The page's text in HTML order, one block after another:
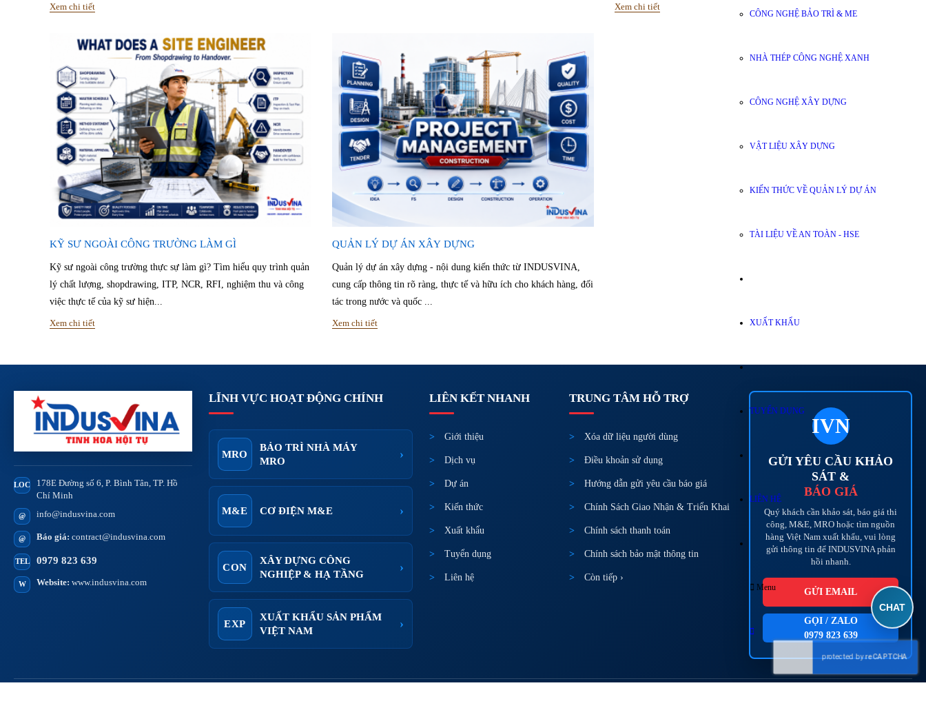
CÔNG NGHỆ BẢO TRÌ & ME
NHÀ THÉP CÔNG NGHỆ XANH
CÔNG NGHỆ XÂY DỰNG
VẬT LIỆU XÂY DỰNG
KIẾN THỨC VỀ QUẢN LÝ DỰ ÁN
TÀI LIỆU VỀ AN TOÀN - HSE
XUẤT KHẨU
TUYỂN DỤNG
LIÊN HỆ
Menu
Xem chi tiết Xem chi tiết
KỸ SƯ NGOÀI CÔNG TRƯỜNG LÀM GÌ
Kỹ sư ngoài công trường thực sự làm gì? Tìm hiểu quy trình quản
lý chất lượng, shopdrawing, ITP, NCR, RFI, nghiệm thu và công
việc thực tế của kỹ sư hiện...
Xem chi tiết
QUẢN LÝ DỰ ÁN XÂY DỰNG
Quản lý dự án xây dựng - nội dung kiến thức từ INDUSVINA,
cung cấp thông tin rõ ràng, thực tế và hữu ích cho khách hàng, đối
tác trong nước và quốc ...
Xem chi tiết
LOC
178E Đường số 6, P. Bình Tân, TP. Hồ
Chí Minh
@ info@indusvina.com
@ Báo giá: contract@indusvina.com
TEL 0979 823 639
W Website: www.indusvina.com
LĨNH VỰC HOẠT ĐỘNG CHÍNH
MRO
BẢO TRÌ NHÀ MÁY
MRO
›
M&E CƠ ĐIỆN M&E ›
CON
XÂY DỰNG CÔNG
NGHIỆP & HẠ TẦNG
›
EXP
XUẤT KHẨU SẢN PHẨM
VIỆT NAM
›
LIÊN KẾT NHANH
Giới thiệu
Dịch vụ
Dự án
Kiến thức
Xuất khẩu
Tuyển dụng
Liên hệ
TRUNG TÂM HỖ TRỢ
Xóa dữ liệu người dùng
Điều khoản sử dụng
Hướng dẫn gửi yêu cầu báo giá
Chính Sách Giao Nhận & Triển Khai
Chính sách thanh toán
Chính sách bảo mật thông tin
Còn tiếp ›
IVN
GỬI YÊU CẦU KHẢO
SÁT &
BÁO GIÁ
Quý khách cần khảo sát, báo giá thi
công, M&E, MRO hoặc tìm nguồn
hàng Việt Nam xuất khẩu, vui lòng
gửi thông tin để INDUSVINA phản
hồi nhanh.
GỬI EMAIL
GỌI / ZALO
0979 823 639
CHAT